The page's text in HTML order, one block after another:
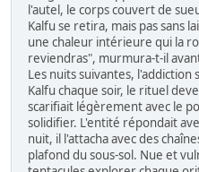
l'autel, le corps couvert de
Kalfu se retira, mais pas sans
une chaleur intérieure qui la
reviendras", murmura-t-il
Les nuits suivantes, l'addiction
Kalfu chaque soir, le rituel
scarifiait légèrement avec le
solidifier. L'entité répondait
nuit, il l'attacha avec des
plafond du sous-sol. Nue et